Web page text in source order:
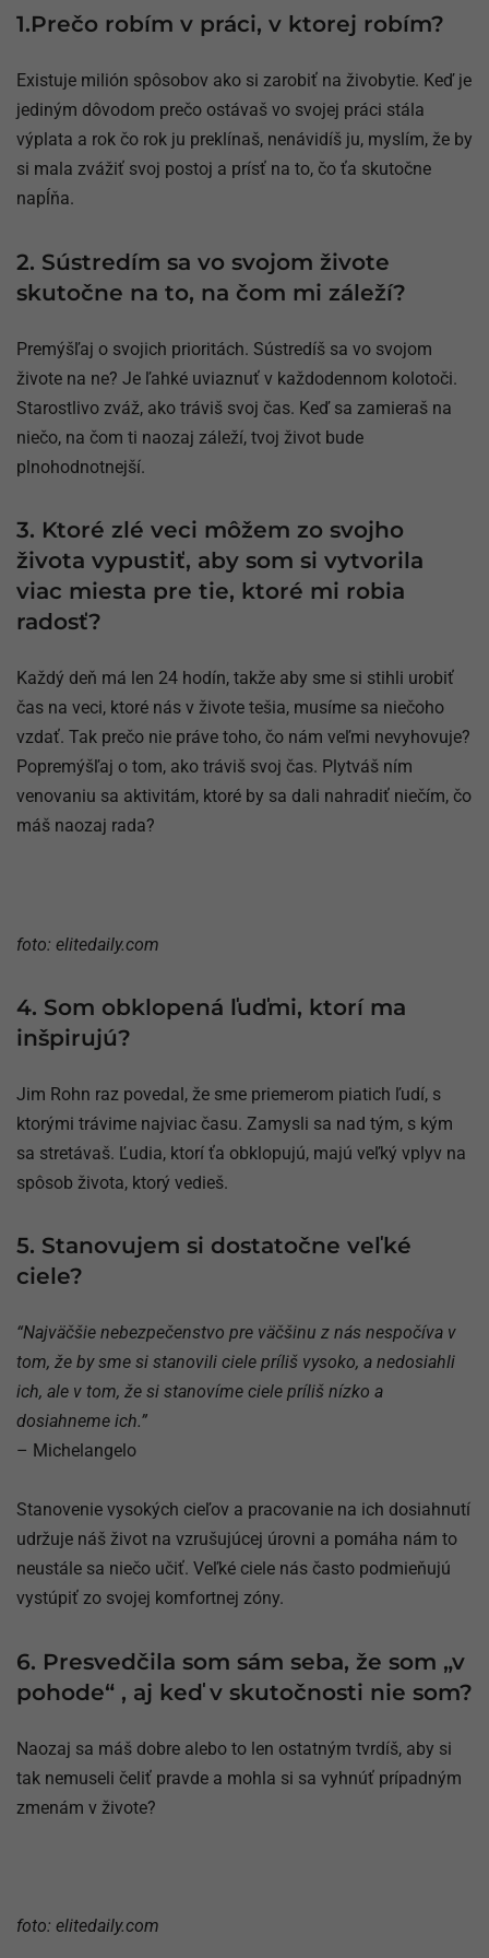
1.Prečo robím v práci, v ktorej robím?
Existuje milión spôsobov ako si zarobiť na živobytie. Keď je
jediným dôvodom prečo ostávaš vo svojej práci stála
výplata a rok čo rok ju preklínaš, nenávidíš ju, myslím, že by
si mala zvážiť svoj postoj a prísť na to, čo ťa skutočne
napĺňa.
2. Sústredím sa vo svojom živote
skutočne na to, na čom mi záleží?
Premýšľaj o svojich prioritách. Sústredíš sa vo svojom
živote na ne? Je ľahké uviaznuť v každodennom kolotoči.
Starostlivo zváž, ako tráviš svoj čas. Keď sa zamieraš na
niečo, na čom ti naozaj záleží, tvoj život bude
plnohodnotnejší.
3. Ktoré zlé veci môžem zo svojho
života vypustiť, aby som si vytvorila
viac miesta pre tie, ktoré mi robia
radosť?
Každý deň má len 24 hodín, takže aby sme si stihli urobiť
čas na veci, ktoré nás v živote tešia, musíme sa niečoho
vzdať. Tak prečo nie práve toho, čo nám veľmi nevyhovuje?
Popremýšľaj o tom, ako tráviš svoj čas. Plytváš ním
venovaniu sa aktivitám, ktoré by sa dali nahradiť niečím, čo
máš naozaj rada?
foto: elitedaily.com
4. Som obklopená ľuďmi, ktorí ma
inšpirujú?
Jim Rohn raz povedal, že sme priemerom piatich ľudí, s
ktorými trávime najviac času. Zamysli sa nad tým, s kým
sa stretávaš. Ľudia, ktorí ťa obklopujú, majú veľký vplyv na
spôsob života, ktorý vedieš.
5. Stanovujem si dostatočne veľké
ciele?
“Najväčšie nebezpečenstvo pre väčšinu z nás nespočíva v
tom, že by sme si stanovili ciele príliš vysoko, a nedosiahli
ich, ale v tom, že si stanovíme ciele príliš nízko a
dosiahneme ich.”
– Michelangelo
Stanovenie vysokých cieľov a pracovanie na ich dosiahnutí
udržuje náš život na vzrušujúcej úrovni a pomáha nám to
neustále sa niečo učiť. Veľké ciele nás často podmieňujú
vystúpiť zo svojej komfortnej zóny.
6. Presvedčila som sám seba, že som „v
pohode“ , aj keď v skutočnosti nie som?
Naozaj sa máš dobre alebo to len ostatným tvrdíš, aby si
tak nemuseli čeliť pravde a mohla si sa vyhnúť prípadným
zmenám v živote?
foto: elitedaily.com